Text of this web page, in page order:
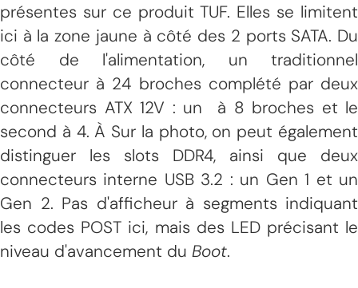
présentes sur ce produit TUF. Elles se limitent
ici à la zone jaune à côté des 2 ports SATA. Du
côté de l'alimentation, un traditionnel
connecteur à 24 broches complété par deux
connecteurs ATX 12V : un à 8 broches et le
second à 4. À Sur la photo, on peut également
distinguer les slots DDR4, ainsi que deux
connecteurs interne USB 3.2 : un Gen 1 et un
Gen 2. Pas d'afficheur à segments indiquant
les codes POST ici, mais des LED précisant le
niveau d'avancement du Boot.